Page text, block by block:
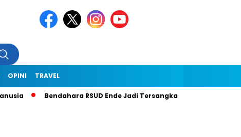
OPINI TRAVEL
Bendahara RSUD Ende Jadi Tersangka Dugaan Korupsi Rp1,9